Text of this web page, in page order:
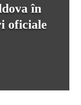
în
oficiale